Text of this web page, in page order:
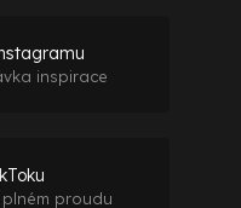
inspirace
proudu